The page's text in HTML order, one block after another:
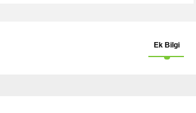
Ek Bilgi